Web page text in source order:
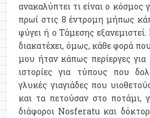
ανακαλύπτει τι είναι ο
πρωί στις 8 έντρομη μήπως
φύγει ή ο Τάμεσης
διακατέχει, όμως, κάθε φορά
μου ήταν κάπως περίεργες για
ιστορίες για τύπους που
γλυκές γιαγιάδες που
και τα πετούσαν στο ποτάμι,
διάφοροι Nosferatu και